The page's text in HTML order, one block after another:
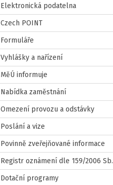
Elektronická podatelna
Czech POINT
Formuláře
Vyhlášky a nařízení
MěÚ informuje
Nabídka zaměstnání
Omezení provozu a odstávky
Poslání a vize
Povinně zveřejňované informace
Registr oznámení dle 159/2006 Sb.
Dotační programy